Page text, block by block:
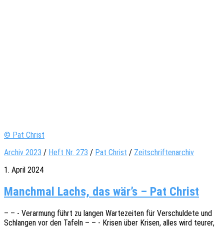
© Pat Christ
Archiv 2023 / Heft Nr. 273 / Pat Christ / Zeitschriftenarchiv
1. April 2024
Manchmal Lachs, das wär’s – Pat Christ
– – - Verar­mung führt zu langen Warte­zei­ten für Verschul­de­te und
Schlan­gen vor den Tafeln – – - Krisen über Krisen, alles wird teurer,